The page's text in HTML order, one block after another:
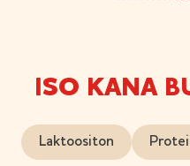
ISO KANA
Laktoositon